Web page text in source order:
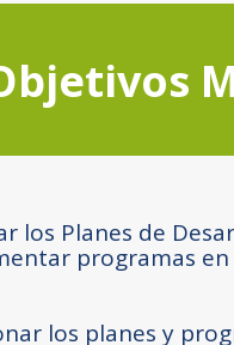
los Planes de
programas
los planes y